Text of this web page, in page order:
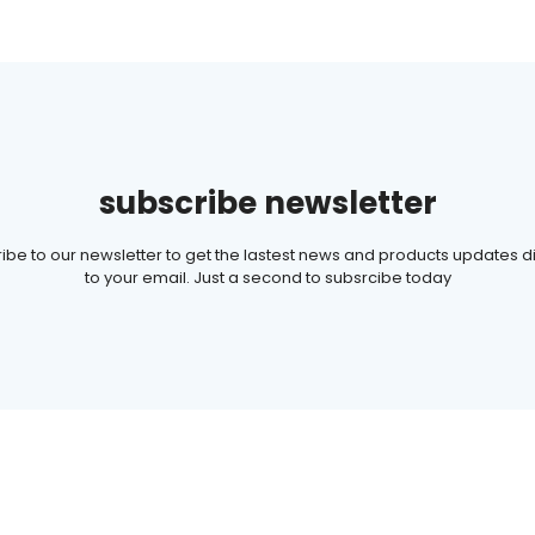
subscribe newsletter
to our newsletter to get the lastest news and products updates
to your email. Just a second to subsrcibe today